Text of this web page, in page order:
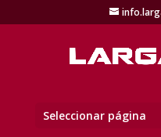
Seleccionar página